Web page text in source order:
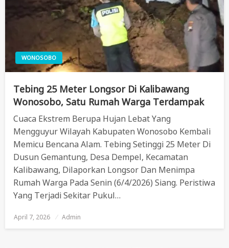
WONOSOBO
Tebing 25 Meter Longsor Di Kalibawang
Wonosobo, Satu Rumah Warga Terdampak
Cuaca Ekstrem Berupa Hujan Lebat Yang
Mengguyur Wilayah Kabupaten Wonosobo Kembali
Memicu Bencana Alam. Tebing Setinggi 25 Meter Di
Dusun Gemantung, Desa Dempel, Kecamatan
Kalibawang, Dilaporkan Longsor Dan Menimpa
Rumah Warga Pada Senin (6/4/2026) Siang. Peristiwa
Yang Terjadi Sekitar Pukul…
Posted
On
April 7, 2026 Admin